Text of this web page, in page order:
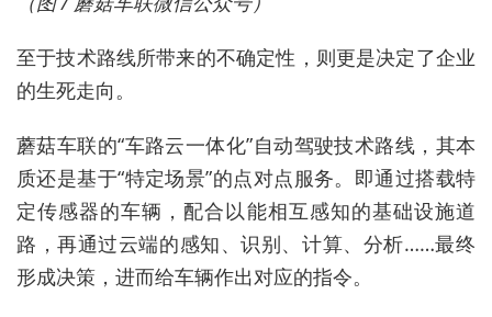
至于技术路线所带来的不确定性，则更是决定了企业
的生死走向。
蘑菇车联的“车路云一体化”自动驾驶技术路线，其本
质还是基于“特定场景”的点对点服务。即通过搭载特
定传感器的车辆，配合以能相互感知的基础设施道
路，再通过云端的感知、识别、计算、分析……最终
形成决策，进而给车辆作出对应的指令。